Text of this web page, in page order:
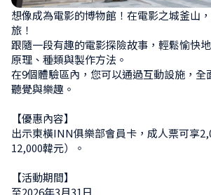
想像成為電影的博物館！在電影之城釜山
旅！
跟隨一段有趣的電影探險故事，輕鬆愉快
原理、種類與製作方法。
在9個體驗區內，您可以通過互動設施，全
聽覺與樂趣。
【優惠內容】
出示東橫INN俱樂部會員卡，成人票可享
12,000韓元）。
【活動期間】
至2026年3月31日